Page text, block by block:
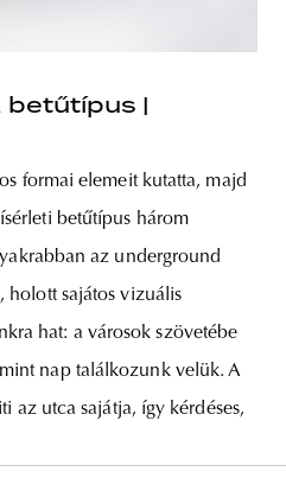
betűtípus |
formai elemeit kutatta, majd
betűtípus három
az underground
holott sajátos vizuális
hat: a városok szövetébe
nap találkozunk velük. A
az utca sajátja, így kérdéses,